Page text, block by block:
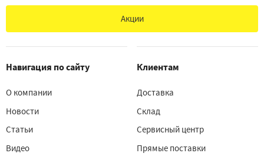
Акции
Навигация по сайту
О компании
Новости
Статьи
Видео
Клиентам
Доставка
Склад
Сервисный центр
Прямые поставки